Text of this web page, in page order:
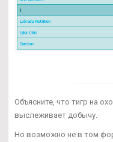
Объясните, что тигр на
выслеживает добычу.
Но возможно не в том